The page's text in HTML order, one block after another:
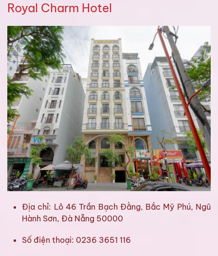
Royal Charm Hotel
Địa chỉ: Lô 46 Trần Bạch Đằng, Bắc Mỹ Phú, Ngũ
Hành Sơn, Đà Nẵng 50000
Số điện thoại: 0236 3651 116